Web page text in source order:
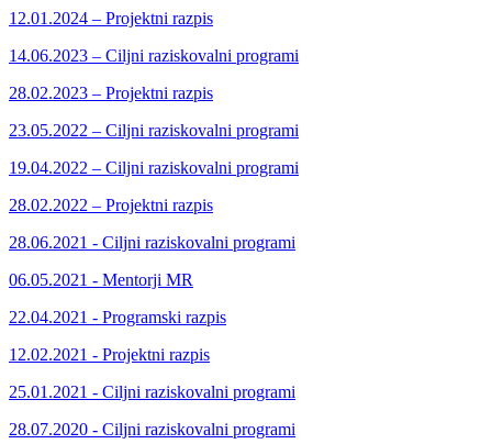
12.01.2024 – Projektni razpis
14.06.2023 – Ciljni raziskovalni programi
28.02.2023 – Projektni razpis
23.05.2022 – Ciljni raziskovalni programi
19.04.2022 – Ciljni raziskovalni programi
28.02.2022 – Projektni razpis
28.06.2021 - Ciljni raziskovalni programi
06.05.2021 - Mentorji MR
22.04.2021 - Programski razpis
12.02.2021 - Projektni razpis
25.01.2021 - Ciljni raziskovalni programi
28.07.2020 - Ciljni raziskovalni programi